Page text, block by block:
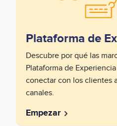
Plataforma de
Series
Description
Short
Descubre por qué las
Plataforma de
conectar con los clientes
canales.
Empezar